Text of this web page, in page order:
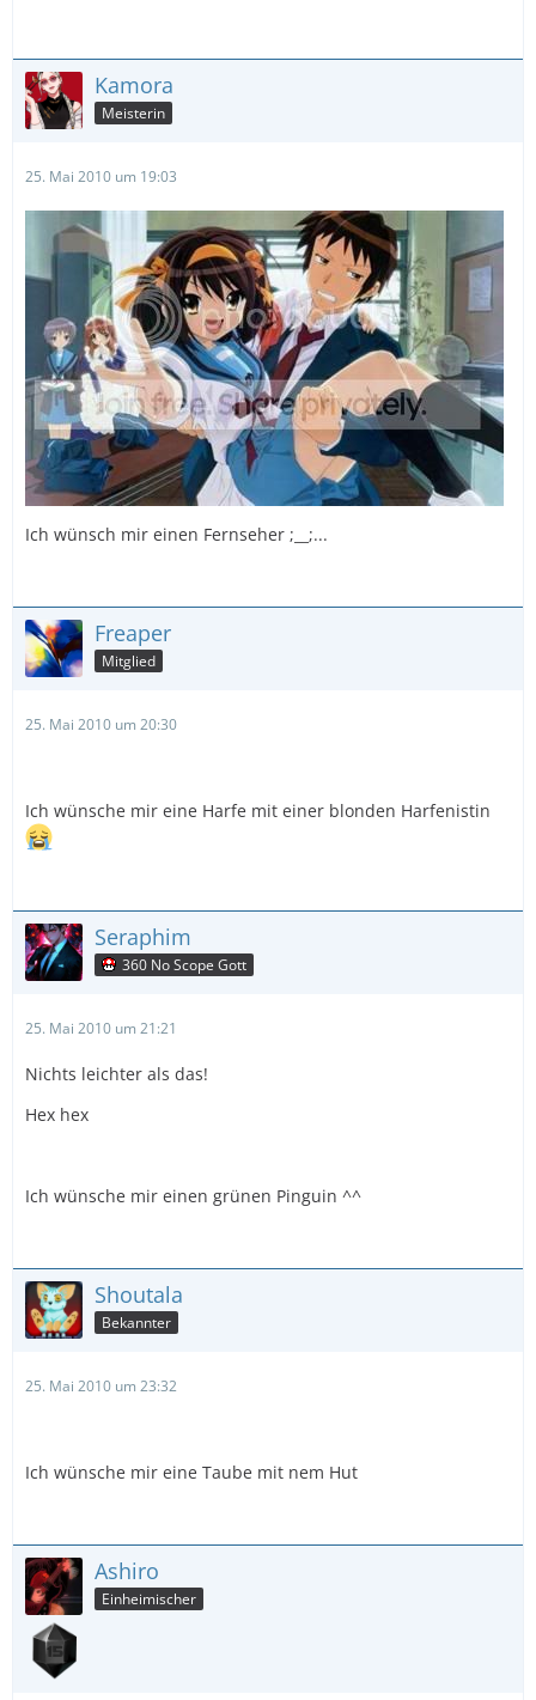
Kamora
Meisterin
25. Mai 2010 um 19:03
Ich wünsch mir einen Fernseher ;__;...
Freaper
Mitglied
25. Mai 2010 um 20:30
Ich wünsche mir eine Harfe mit einer blonden Harfenistin
Seraphim
360 No Scope Gott
25. Mai 2010 um 21:21
Nichts leichter als das!
Hex hex
Ich wünsche mir einen grünen Pinguin ^^
Shoutala
Bekannter
25. Mai 2010 um 23:32
Ich wünsche mir eine Taube mit nem Hut
Ashiro
Einheimischer